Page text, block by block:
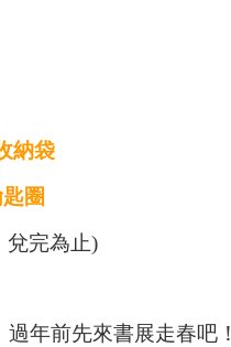
納袋
圈
兌完為止)
過年前先來書展走春吧！